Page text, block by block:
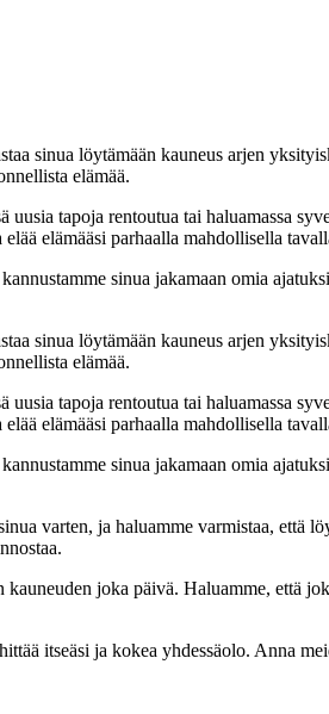
sinua löytämään kauneus arjen
elämää.
tapoja rentoutua tai haluamassa
elämääsi parhaalla mahdollisella
sinua jakamaan omia
sinua löytämään kauneus arjen
elämää.
tapoja rentoutua tai haluamassa
elämääsi parhaalla mahdollisella
sinua jakamaan omia
varten, ja haluamme varmistaa, että
joka päivä. Haluamme, että
itseäsi ja kokea yhdessäolo. Anna